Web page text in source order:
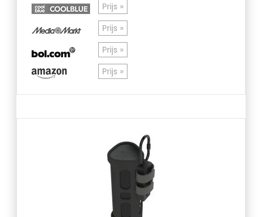
Prijs »
Prijs »
Prijs »
Prijs »